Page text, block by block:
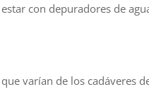
con depuradores de
varían de los cadáveres